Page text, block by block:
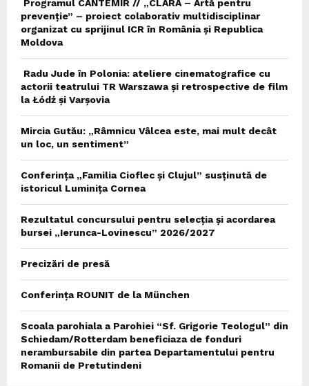
Programul CANTEMIR // „CLARA – Artă pentru
prevenție” – proiect colaborativ multidisciplinar
organizat cu sprijinul ICR în România și Republica
Moldova
Radu Jude în Polonia: ateliere cinematografice cu
actorii teatrului TR Warszawa și retrospective de film
la Łódź și Varșovia
Mircia Gutău: „Râmnicu Vâlcea este, mai mult decât
un loc, un sentiment”
Conferința „Familia Cioflec și Clujul” susținută de
istoricul Luminița Cornea
Rezultatul concursului pentru selecția și acordarea
bursei „Ierunca-Lovinescu” 2026/2027
Precizări de presă
Conferința ROUNIT de la München
Scoala parohiala a Parohiei “Sf. Grigorie Teologul” din
Schiedam/Rotterdam beneficiaza de fonduri
nerambursabile din partea Departamentului pentru
Romanii de Pretutindeni